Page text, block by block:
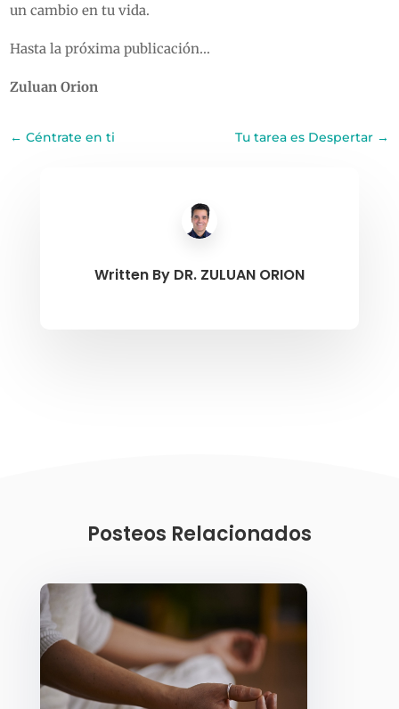
un cambio en tu vida.
Hasta la próxima publicación…
Zuluan Orion
←Céntrate en ti Tu tarea es Despertar→
Written By DR. ZULUAN ORION
Posteos Relacionados